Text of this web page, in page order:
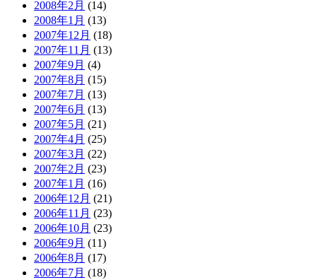
2008年2月 (14)
2008年1月 (13)
2007年12月 (18)
2007年11月 (13)
2007年9月 (4)
2007年8月 (15)
2007年7月 (13)
2007年6月 (13)
2007年5月 (21)
2007年4月 (25)
2007年3月 (22)
2007年2月 (23)
2007年1月 (16)
2006年12月 (21)
2006年11月 (23)
2006年10月 (23)
2006年9月 (11)
2006年8月 (17)
2006年7月 (18)